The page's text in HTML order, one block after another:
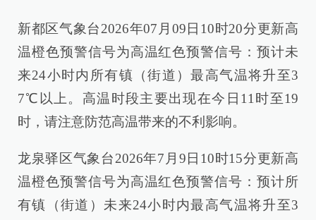
新都区气象台2026年07月09日10时20分更新高
温橙色预警信号为高温红色预警信号：预计未
来24小时内所有镇（街道）最高气温将升至3
7℃以上。高温时段主要出现在今日11时至19
时，请注意防范高温带来的不利影响。
龙泉驿区气象台2026年7月9日10时15分更新高
温橙色预警信号为高温红色预警信号：预计所
有镇（街道）未来24小时内最高气温将升至3